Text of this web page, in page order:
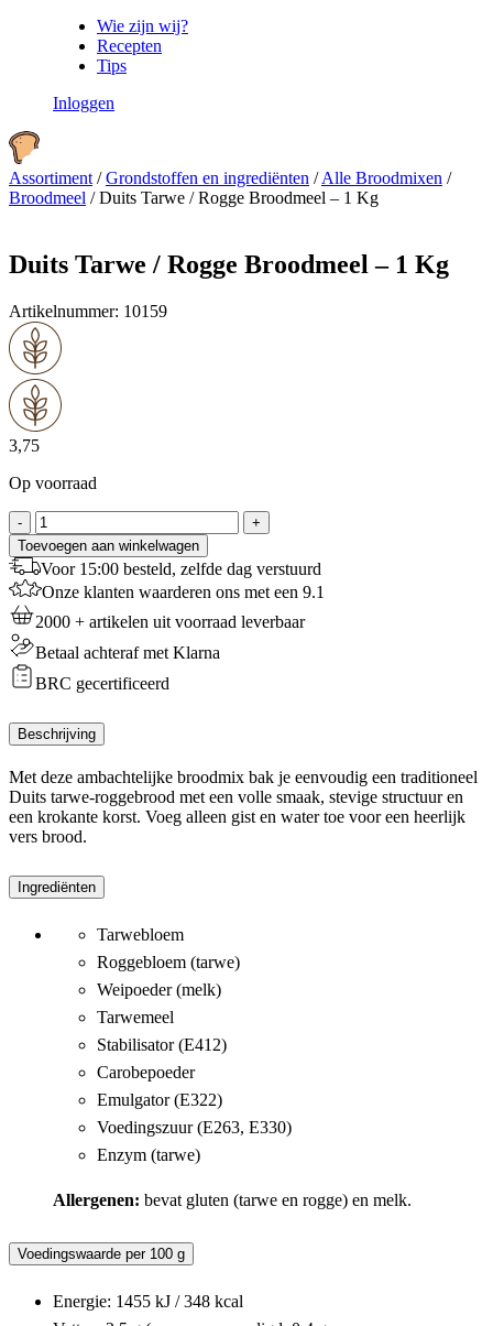
Wie zijn wij?
Recepten
Tips
Inloggen
Assortiment /Grondstoffen en ingrediënten /Alle Broodmixen /
Broodmeel /Duits Tarwe / Rogge Broodmeel – 1 Kg
Duits Tarwe / Rogge Broodmeel – 1 Kg
Artikelnummer: 10159
3,75
Op voorraad
-
Duits
Tarwe
/
Rogge
Broodmeel
-
Kg
aantal
+
Toevoegen aan winkelwagen
Voor 15:00 besteld, zelfde dag verstuurd
Onze klanten waarderen ons met een 9.1
2000 + artikelen uit voorraad leverbaar
Betaal achteraf met Klarna
BRC gecertificeerd
Beschrijving
Met deze ambachtelijke broodmix bak je eenvoudig een traditioneel
Duits tarwe-roggebrood met een volle smaak, stevige structuur en
een krokante korst. Voeg alleen gist en water toe voor een heerlijk
vers brood.
Ingrediënten
Tarwebloem
Roggebloem (tarwe)
Weipoeder (melk)
Tarwemeel
Stabilisator (E412)
Carobepoeder
Emulgator (E322)
Voedingszuur (E263, E330)
Enzym (tarwe)
Allergenen: bevat gluten (tarwe en rogge) en melk.
Voedingswaarde per 100 g
Energie: 1455 kJ / 348 kcal